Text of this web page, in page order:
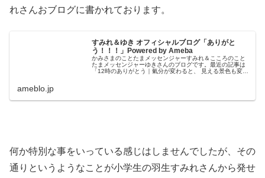
れさんおブログに書かれております。
すみれ＆ゆき オフィシャルブログ「ありがと
う！！！」Powered by Ameba
かみさまのことたまメッセンジャーすみれ＆こころのこと
たまメッセンジャーゆきさんのブログです。最近の記事は
「12時のありがとう｜氣分が変わると、 見える景色も変わ
ameblo.jp
何か特別な事をいっている感じはしませんでしたが、その
通りというようなことが小学生の羽生すみれさんから発せ